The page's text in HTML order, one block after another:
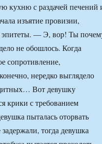
кухню с раздачей печений
изъятие провизии,
эпитеты. — Э, вор! Ты
не обошлось. Когда
сопротивление,
нередко выглядело
Вот девушку
крики с требованием
пыталась оторвать
тогда девушка